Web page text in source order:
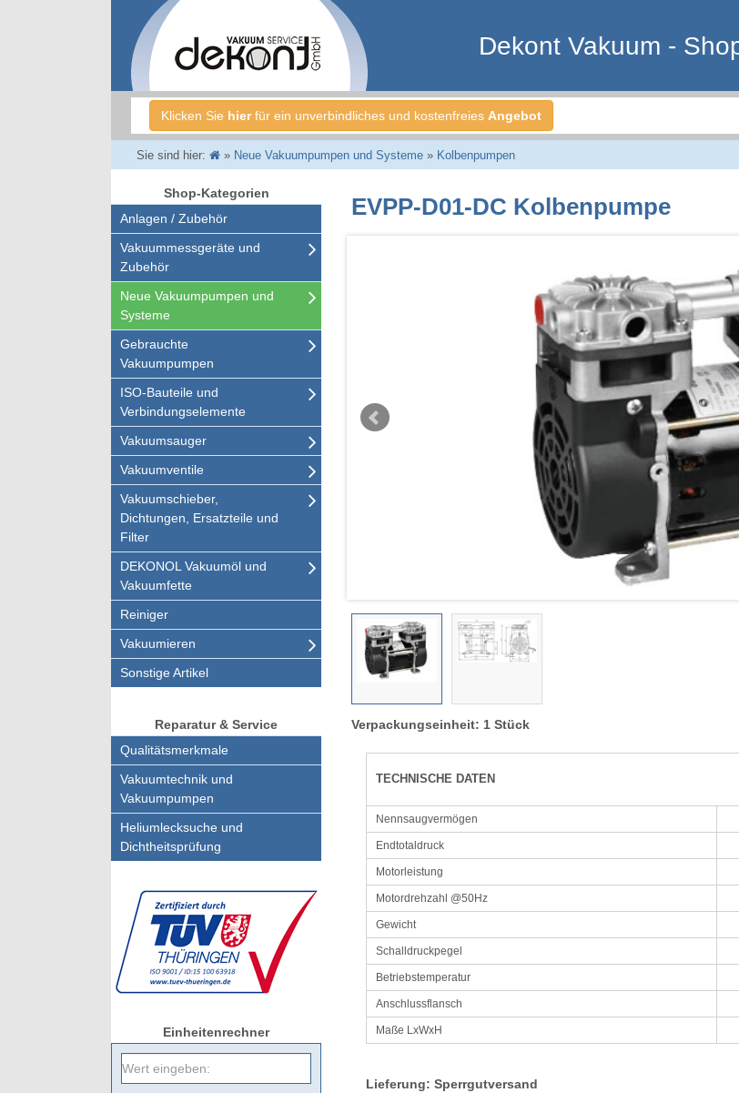
Dekont Vakuum -
Klicken Sie hierfür ein unverbindliches und kostenfreies Angebot
Sie sind hier: » Neue Vakuumpumpen und Systeme» Kolbenpumpen
Shop-Kategorien
Anlagen / Zubehör
Vakuummessgeräte und
Zubehör
Neue Vakuumpumpen und
Systeme
Gebrauchte
Vakuumpumpen
ISO-Bauteile und
Verbindungselemente
Vakuumsauger
Vakuumventile
Vakuumschieber,
Dichtungen, Ersatzteile und
Filter
DEKONOL Vakuumöl und
Vakuumfette
Reiniger
Vakuumieren
Sonstige Artikel
Reparatur & Service
Qualitätsmerkmale
Vakuumtechnik und
Vakuumpumpen
Heliumlecksuche und
Dichtheitsprüfung
Einheitenrechner
EVPP-D01-DC Kolbenpumpe
Verpackungseinheit: 1 Stück
TECHNISCHE DATEN
Nennsaugvermögen
Endtotaldruck
Motorleistung
Motordrehzahl @50Hz
Gewicht
Schalldruckpegel
Betriebstemperatur
Anschlussflansch
Maße LxWxH
Lieferung: Sperrgutversand